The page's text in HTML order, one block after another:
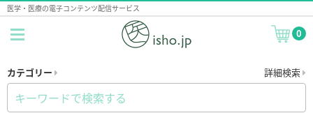
医学・医療の電子コンテンツ配信サービス
0
カテゴリー 詳細検索